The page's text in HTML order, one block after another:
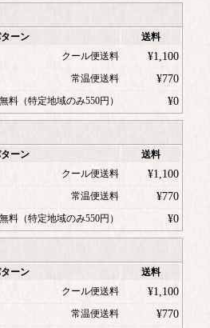
ーン
送料
クール便送料
¥1,100
常温便送料 ¥770
料（特定地域のみ550円） ¥0
ーン
送料
クール便送料
¥1,100
常温便送料 ¥770
料（特定地域のみ550円） ¥0
ーン
送料
クール便送料
¥1,100
常温便送料 ¥770